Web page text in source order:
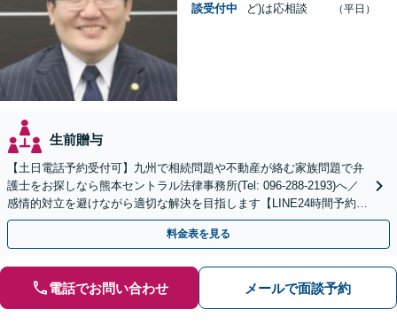
談受付中
ど)は応相談
（平日）
生前贈与
【土日電話予約受付可】九州で相続問題や不動産が絡む家族問題で弁
護士をお探しなら熊本セントラル法律事務所(Tel: 096-288-2193)へ／
感情的対立を避けながら適切な解決を目指します【LINE24時間予約受
付可】【休日・夜間相談可】
料金表を見る
電話でお問い合わせ メールで面談予約